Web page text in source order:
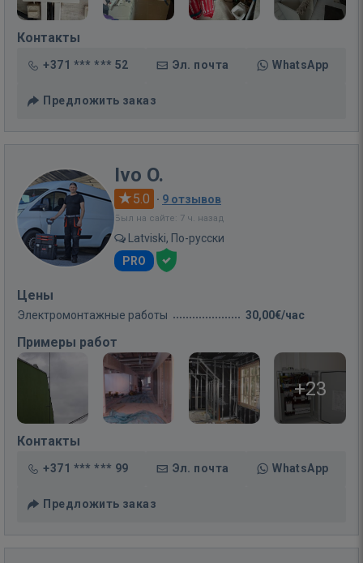
Контакты
+371 *** *** 52 Эл. почта WhatsApp
Предложить заказ
Ivo O.
5.0 · 9 отзывов
Был на сайте: 7 ч. назад
Latviski, По-русски
PRO
Цены
Электромонтажные работы 30,00€/час
Примеры работ
+23
Контакты
+371 *** *** 99 Эл. почта WhatsApp
Предложить заказ